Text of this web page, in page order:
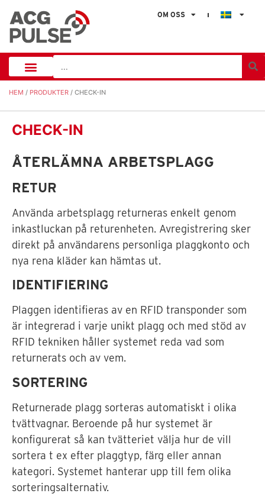
OM OSS
HEM / PRODUKTER / CHECK-IN
CHECK-IN
ÅTERLÄMNA ARBETSPLAGG
RETUR
Använda arbetsplagg returneras enkelt genom
inkastluckan på returenheten. Avregistrering sker
direkt på användarens personliga plaggkonto och
nya rena kläder kan hämtas ut.
IDENTIFIERING
Plaggen identifieras av en RFID transponder som
är integrerad i varje unikt plagg och med stöd av
RFID tekniken håller systemet reda vad som
returnerats och av vem.
SORTERING
Returnerade plagg sorteras automatiskt i olika
tvättvagnar. Beroende på hur systemet är
konfigurerat så kan tvätteriet välja hur de vill
sortera t ex efter plaggtyp, färg eller annan
kategori. Systemet hanterar upp till fem olika
sorteringsalternativ.